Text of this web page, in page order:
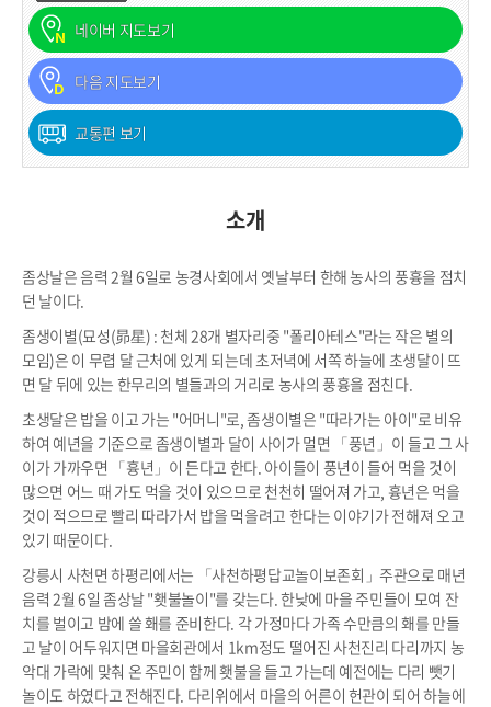
네이버 지도보기
다음 지도보기
교통편 보기
소개
좀상날은 음력 2월 6일로 농경사회에서 옛날부터 한해 농사의 풍흉을 점치
던 날이다.
좀생이별(묘성(昴星) : 천체 28개 별자리중 "폴리아테스"라는 작은 별의
모임)은 이 무렵 달 근처에 있게 되는데 초저녁에 서쪽 하늘에 초생달이 뜨
면 달 뒤에 있는 한무리의 별들과의 거리로 농사의 풍흉을 점친다.
초생달은 밥을 이고 가는 "어머니"로, 좀생이별은 "따라가는 아이"로 비유
하여 예년을 기준으로 좀생이별과 달이 사이가 멀면 「풍년」이 들고 그 사
이가 가까우면 「흉년」이 든다고 한다. 아이들이 풍년이 들어 먹을 것이
많으면 어느 때 가도 먹을 것이 있으므로 천천히 떨어져 가고, 흉년은 먹을
것이 적으므로 빨리 따라가서 밥을 먹을려고 한다는 이야기가 전해져 오고
있기 때문이다.
강릉시 사천면 하평리에서는 「사천하평답교놀이보존회」주관으로 매년
음력 2월 6일 좀상날 "횃불놀이"를 갖는다. 한낮에 마을 주민들이 모여 잔
치를 벌이고 밤에 쓸 홰를 준비한다. 각 가정마다 가족 수만큼의 홰를 만들
고 날이 어두워지면 마을회관에서 1km정도 떨어진 사천진리 다리까지 농
악대 가락에 맞춰 온 주민이 함께 횃불을 들고 가는데 예전에는 다리 뺏기
놀이도 하였다고 전해진다. 다리위에서 마을의 어른이 헌관이 되어 하늘에